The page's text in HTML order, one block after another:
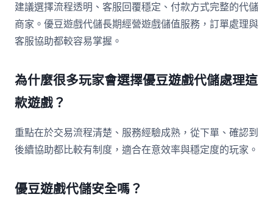
建議選擇流程透明、客服回覆穩定、付款方式完整的代儲
商家。優豆遊戲代儲長期經營遊戲儲值服務，訂單處理與
客服協助都較容易掌握。
為什麼很多玩家會選擇優豆遊戲代儲處理這
款遊戲？
重點在於交易流程清楚、服務經驗成熟，從下單、確認到
後續協助都比較有制度，適合在意效率與穩定度的玩家。
優豆遊戲代儲安全嗎？